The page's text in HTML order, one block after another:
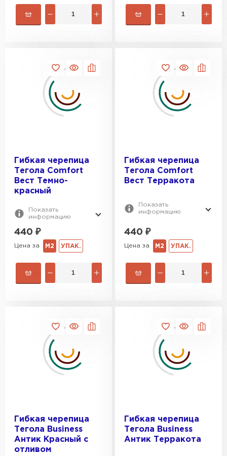
Гибкая черепица
Тегола Comfort
Вест Темно-
красный
Показать
информацию
440 ₽
Цена за М2 УПАК.
Гибкая черепица
Тегола Comfort
Вест Терракота
Показать
информацию
440 ₽
Цена за М2 УПАК.
Гибкая черепица
Тегола Business
Антик Красный с
отливом
Гибкая черепица
Тегола Business
Антик Терракота
ПЕРЕЙТИ